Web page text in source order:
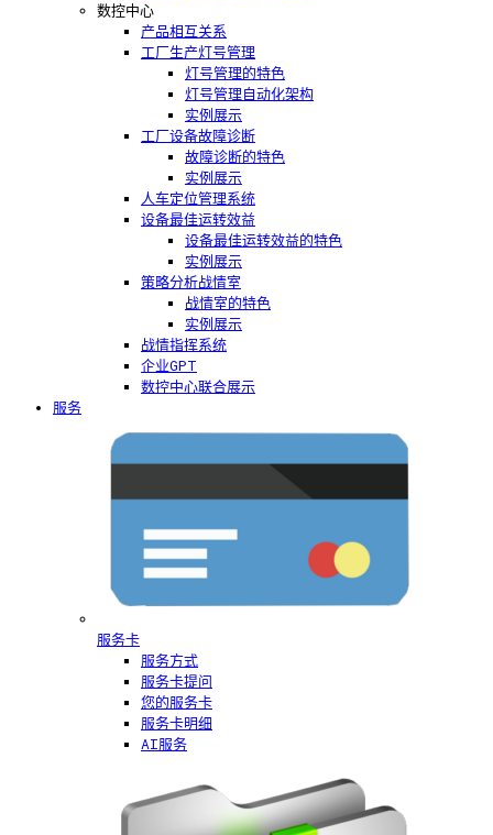
数控中心
产品相互关系
工厂生产灯号管理
灯号管理的特色
灯号管理自动化架构
实例展示
工厂设备故障诊断
故障诊断的特色
实例展示
人车定位管理系统
设备最佳运转效益
设备最佳运转效益的特色
实例展示
策略分析战情室
战情室的特色
实例展示
战情指挥系统
企业GPT
数控中心联合展示
服务
服务卡
服务方式
服务卡提问
您的服务卡
服务卡明细
AI服务